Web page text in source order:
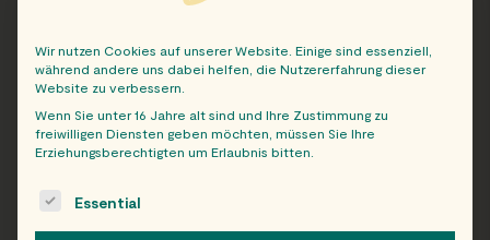
Wir nutzen Cookies auf unserer Website. Einige sind essenziell,
während andere uns dabei helfen, die Nutzererfahrung dieser
Website zu verbessern.
Wenn Sie unter 16 Jahre alt sind und Ihre Zustimmung zu
freiwilligen Diensten geben möchten, müssen Sie Ihre
Erziehungsberechtigten um Erlaubnis bitten.
The following is a list of service groups for which consent
Essential